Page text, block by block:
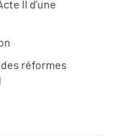
II d’une
des réformes